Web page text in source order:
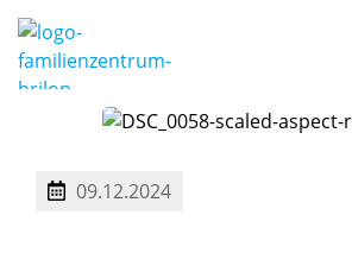
wirKonzept
09.12.2024